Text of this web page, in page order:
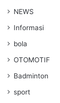
NEWS
Informasi
bola
OTOMOTIF
Badminton
sport